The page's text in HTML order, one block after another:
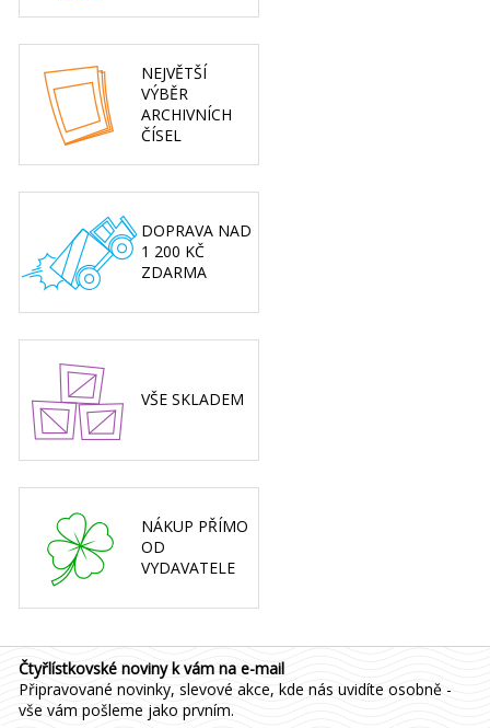
NEJVĚTŠÍ
VÝBĚR
ARCHIVNÍCH
ČÍSEL
DOPRAVA NAD
1 200 KČ
ZDARMA
VŠE SKLADEM
NÁKUP PŘÍMO
OD
VYDAVATELE
Čtyřlístkovské noviny k vám na e-mail
Připravované novinky, slevové akce, kde nás uvidíte osobně -
vše vám pošleme jako prvním.